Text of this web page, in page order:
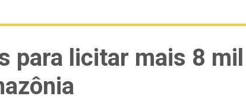
para licitar mais 8 mil